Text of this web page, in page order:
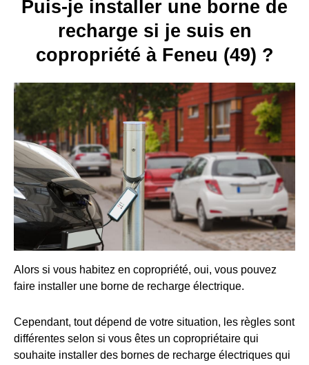
Puis-je installer une borne de
recharge si je suis en
copropriété à Feneu (49) ?
Alors si vous habitez en copropriété, oui, vous pouvez
faire installer une borne de recharge électrique.
Cependant, tout dépend de votre situation, les règles sont
différentes selon si vous êtes un copropriétaire qui
souhaite installer des bornes de recharge électriques qui